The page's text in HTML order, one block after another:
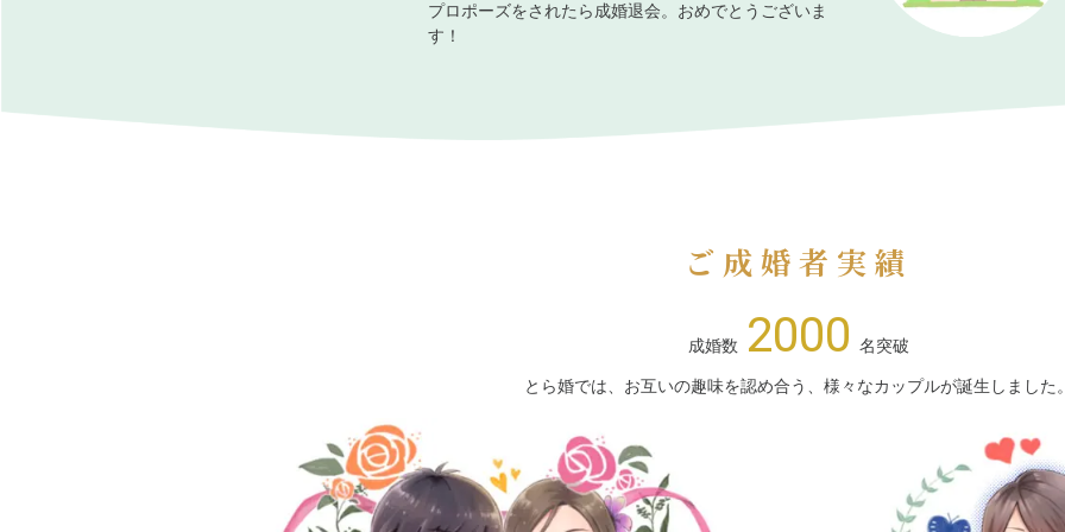
プロポーズをされたら成婚退会。おめでとうございま
す！
ご成婚者実績
成婚数 2000 名突破
とら婚では、お互いの趣味を認め合う、様々なカップルが誕生しました